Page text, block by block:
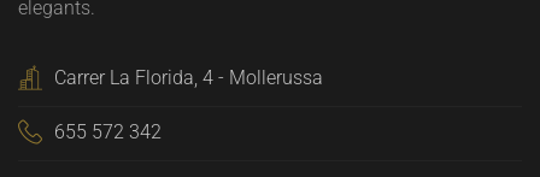
elegants.
Carrer La Florida, 4 - Mollerussa
655 572 342